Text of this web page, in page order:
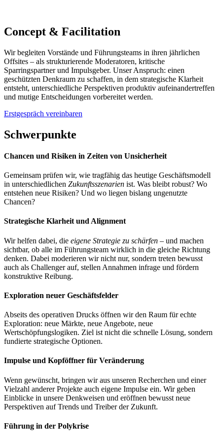
Concept & Facilitation
Wir begleiten Vorstände und Führungsteams in ihren jährlichen
Offsites – als strukturierende Moderatoren, kritische
Sparringspartner und Impulsgeber. Unser Anspruch: einen
geschützten Denkraum zu schaffen, in dem strategische Klarheit
entsteht, unterschiedliche Perspektiven produktiv aufeinandertreffen
und mutige Entscheidungen vorbereitet werden.
Erstgespräch vereinbaren
Schwer­punkte
Chancen und Risiken in Zeiten von Unsicherheit
Gemeinsam prüfen wir, wie tragfähig das heutige Geschäftsmodell
in unterschiedlichen Zukunftsszenarien ist. Was bleibt robust? Wo
entstehen neue Risiken? Und wo liegen bislang ungenutzte
Chancen?
Strategische Klarheit und Alignment
Wir helfen dabei, die eigene Strategie zu schärfen – und machen
sichtbar, ob alle im Führungsteam wirklich in die gleiche Richtung
denken. Dabei moderieren wir nicht nur, sondern treten bewusst
auch als Challenger auf, stellen Annahmen infrage und fördern
konstruktive Reibung.
Exploration neuer Geschäftsfelder
Abseits des operativen Drucks öffnen wir den Raum für echte
Exploration: neue Märkte, neue Angebote, neue
Wertschöpfungslogiken. Ziel ist nicht die schnelle Lösung, sondern
fundierte strategische Optionen.
Impulse und Kopföffner für Veränderung
Wenn gewünscht, bringen wir aus unseren Recherchen und einer
Vielzahl anderer Projekte auch eigene Impulse ein. Wir geben
Einblicke in unsere Denkweisen und eröffnen bewusst neue
Perspektiven auf Trends und Treiber der Zukunft.
Führung in der Polykrise